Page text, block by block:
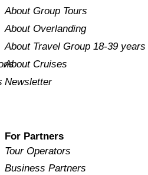
About Group Tours
About Overlanding
About Travel Group 18-39 years
About Cruises
Newsletter
For Partners
Tour Operators
Business Partners